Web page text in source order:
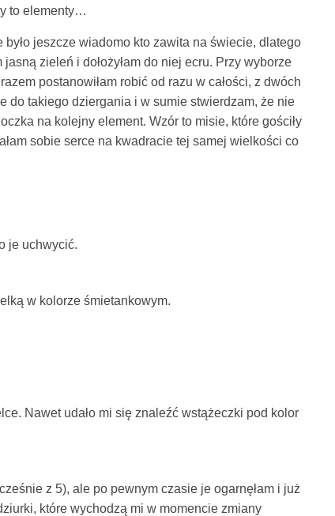
to elementy…
było jeszcze wiadomo kto zawita na świecie, dlatego
zieleń i dołożyłam do niej ecru. Przy wyborze
postanowiłam robić od razu w całości, z dwóch
do takiego dziergania i w sumie stwierdzam, że nie
na kolejny element. Wzór to misie, które gościły
sobie serce na kwadracie tej samej wielkości co
je uchwycić.
w kolorze śmietankowym.
Nawet udało mi się znaleźć wstążeczki pod kolor
z 5), ale po pewnym czasie je ogarnęłam i już
które wychodzą mi w momencie zmiany